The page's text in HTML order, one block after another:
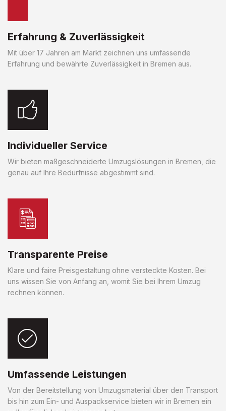
Erfahrung & Zuverlässigkeit
Mit über 17 Jahren am Markt zeichnen uns umfassende
Erfahrung und bewährte Zuverlässigkeit in Bremen aus.
Individueller Service
Wir bieten maßgeschneiderte Umzugslösungen in Bremen, die
genau auf Ihre Bedürfnisse abgestimmt sind.
Transparente Preise
Klare und faire Preisgestaltung ohne versteckte Kosten. Bei
uns wissen Sie von Anfang an, womit Sie bei Ihrem Umzug
rechnen können.
Umfassende Leistungen
Von der Bereitstellung von Umzugsmaterial über den Transport
bis hin zum Ein- und Auspackservice bieten wir in Bremen ein